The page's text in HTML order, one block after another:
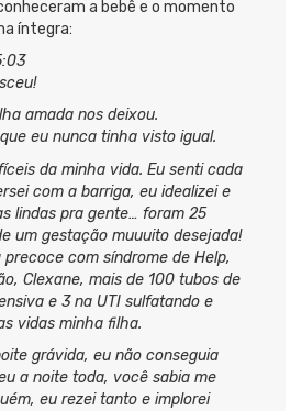
a bebê e o momento
íntegra:
amada nos deixou.
eu nunca tinha visto igual.
da minha vida. Eu senti cada
com a barriga, eu idealizei e
lindas pra gente… foram 25
um gestação muuuito desejada!
com síndrome de Help,
Clexane, mais de 100 tubos de
e 3 na UTI sulfatando e
vidas minha filha.
grávida, eu não conseguia
a noite toda, você sabia me
eu rezei tanto e implorei